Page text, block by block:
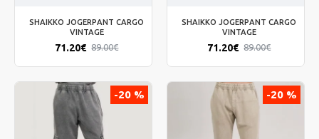
SHAIKKO JOGERPANT CARGO
VINTAGE
71.20€ 89.00€
SHAIKKO JOGERPANT CARGO
VINTAGE
71.20€ 89.00€
-20 % -20 %